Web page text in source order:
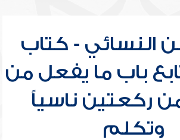
النسائي - كتاب
باب ما يفعل من
ركعتين ناسياً
وتكلم